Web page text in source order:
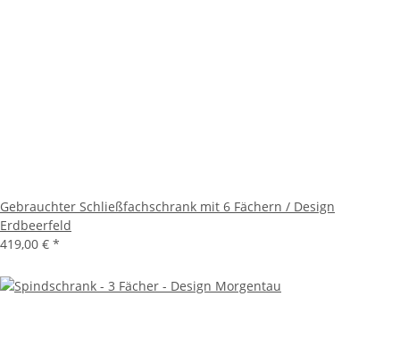
Gebrauchter Schließfachschrank mit 6 Fächern / Design
Erdbeerfeld
419,00 € *